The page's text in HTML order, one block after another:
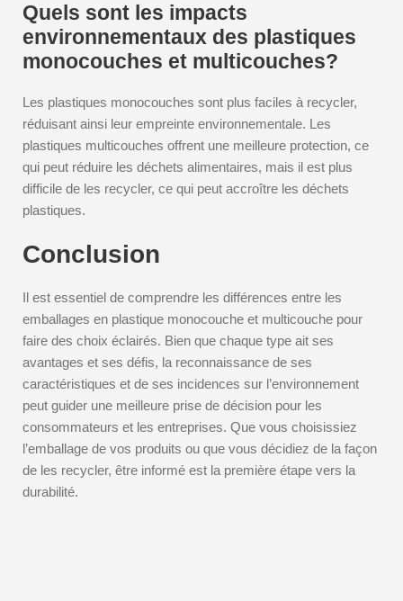
Quels sont les impacts
environnementaux des plastiques
monocouches et multicouches?
Les plastiques monocouches sont plus faciles à recycler,
réduisant ainsi leur empreinte environnementale. Les
plastiques multicouches offrent une meilleure protection, ce
qui peut réduire les déchets alimentaires, mais il est plus
difficile de les recycler, ce qui peut accroître les déchets
plastiques.
Conclusion
Il est essentiel de comprendre les différences entre les
emballages en plastique monocouche et multicouche pour
faire des choix éclairés. Bien que chaque type ait ses
avantages et ses défis, la reconnaissance de ses
caractéristiques et de ses incidences sur l’environnement
peut guider une meilleure prise de décision pour les
consommateurs et les entreprises. Que vous choisissiez
l’emballage de vos produits ou que vous décidiez de la façon
de les recycler, être informé est la première étape vers la
durabilité.